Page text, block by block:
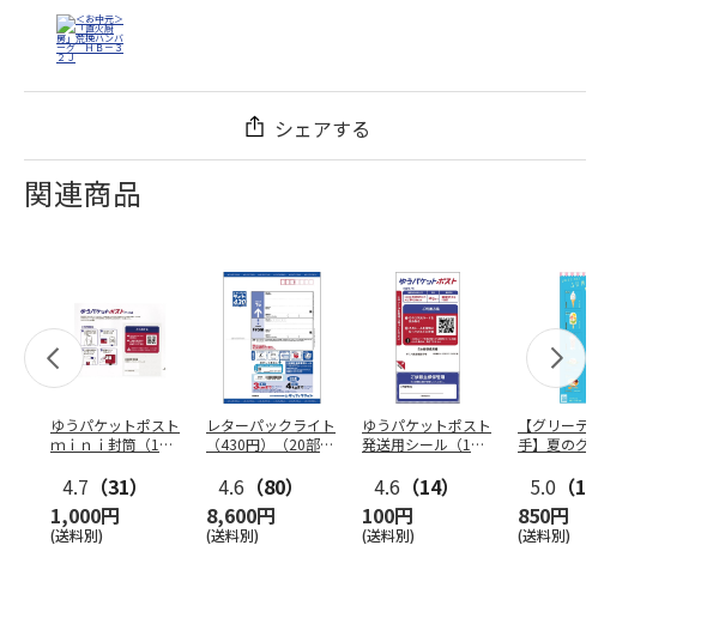
シェアする
関連商品
ゆうパケットポスト
ｍｉｎｉ封筒（1個
4.7 （31）
1,000円
(送料別)
レターパックライト
（430円）（20部セ
4.6 （80）
8,600円
(送料別)
ゆうパケットポスト
発送用シール（1個
4.6 （14）
100円
(送料別)
【グリーティング切
手】夏のグリーティ
5.0 （10）
850円
(送料別)